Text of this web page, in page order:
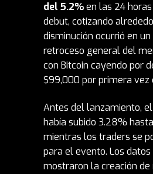
del 5.2%en las 24
debut, cotizando
disminución ocurrió en
retroceso general del
con Bitcoin cayendo por
$99,000 por primera vez
Antes del lanzamiento, el
había subido 3.28%
mientras los traders se
para el evento. Los
mostraron la creación de